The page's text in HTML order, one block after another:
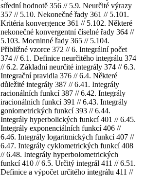
střední hodnotě 356 // 5.9. Neurčité výrazy
357 // 5.10. Nekonečné řady 361 // 5.101.
Kritéria konvergence 361 // 5.102. Některé
nekonečné konvergentní číselné řady 364 //
5.103. Mocninné řady 365 // 5.104.
Přibližné vzorce 372 // 6. Integrální počet
374 // 6.1. Definice neurčitého integrálu 374
// 6.2. Základní neurčité integrály 374 // 6.3.
Integrační pravidla 376 // 6.4. Některé
důležité integrály 387 // 6.41. Integrály
racionálních funkcí 387 // 6.42. Integrály
iracionálních funkcí 391 // 6.43. Integrály
goniometrických funkcí 393 // 6.44.
Integrály hyperbolických funkcí 401 // 6.45.
Integrály exponenciálních funkcí 406 //
6.46. Integrály logaritmických funkcí 407 //
6.47. Integrály cyklometrických funkcí 408
// 6.48. Integrály hyperbolometrických
funkcí 410 // 6.5. Určitý integrál 411 // 6.51.
Definice a výpočet určitého integrálu 411 //